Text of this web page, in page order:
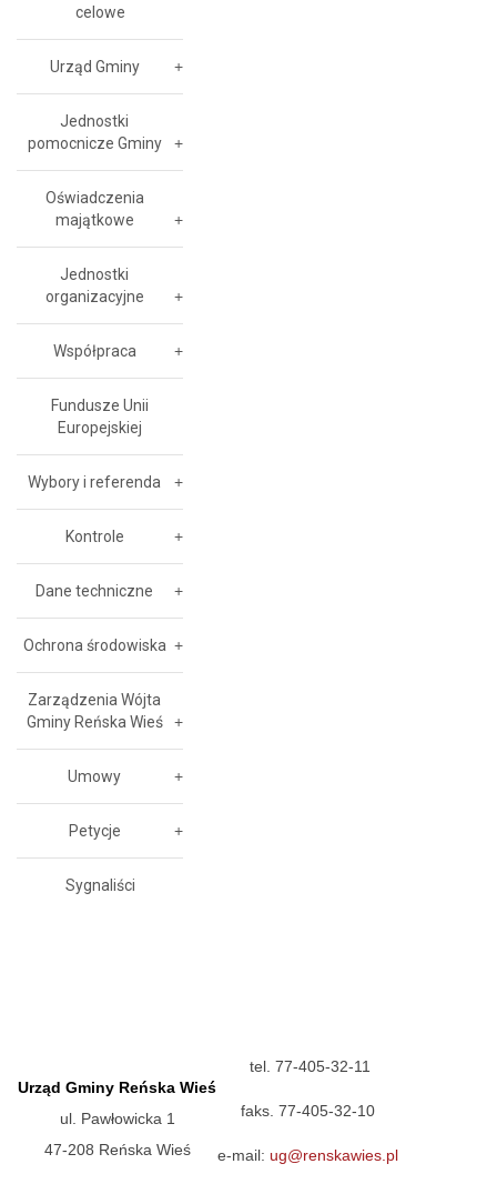
celowe
Urząd Gminy
Jednostki
pomocnicze Gminy
Oświadczenia
majątkowe
Jednostki
organizacyjne
Współpraca
Fundusze Unii
Europejskiej
Wybory i referenda
Kontrole
Dane techniczne
Ochrona środowiska
Zarządzenia Wójta
Gminy Reńska Wieś
Umowy
Petycje
Sygnaliści
Urząd Gminy Reńska Wieś
ul. Pawłowicka 1
47-208 Reńska Wieś
tel. 77-405-32-11
faks. 77-405-32-10
e-mail: ug@renskawies.pl